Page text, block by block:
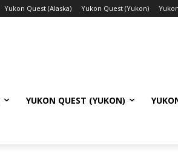
Yukon Quest (Alaska) Yukon Quest (Yukon)
YUKON QUEST (YUKON)